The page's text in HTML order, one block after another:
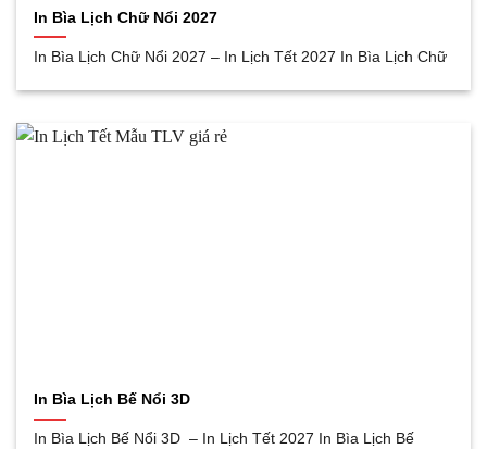
In Bìa Lịch Chữ Nổi 2027
In Bìa Lịch Chữ Nổi 2027 – In Lịch Tết 2027 In Bìa Lịch Chữ
In Bìa Lịch Bế Nổi 3D
In Bìa Lịch Bế Nổi 3D – In Lịch Tết 2027 In Bìa Lịch Bế